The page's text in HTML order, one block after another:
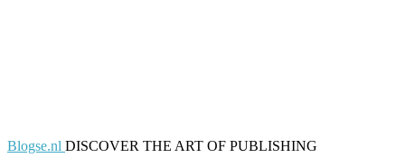
Blogse.nl DISCOVER THE ART OF PUBLISHING